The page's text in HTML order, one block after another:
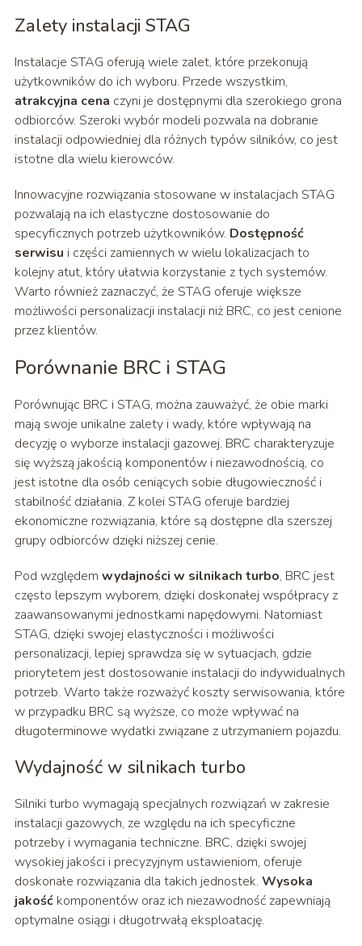
Zalety instalacji STAG
Instalacje STAG oferują wiele zalet, które przekonują
użytkowników do ich wyboru. Przede wszystkim,
atrakcyjna cena czyni je dostępnymi dla szerokiego grona
odbiorców. Szeroki wybór modeli pozwala na dobranie
instalacji odpowiedniej dla różnych typów silników, co jest
istotne dla wielu kierowców.
Innowacyjne rozwiązania stosowane w instalacjach STAG
pozwalają na ich elastyczne dostosowanie do
specyficznych potrzeb użytkowników. Dostępność
serwisu i części zamiennych w wielu lokalizacjach to
kolejny atut, który ułatwia korzystanie z tych systemów.
Warto również zaznaczyć, że STAG oferuje większe
możliwości personalizacji instalacji niż BRC, co jest cenione
przez klientów.
Porównanie BRC i STAG
Porównując BRC i STAG, można zauważyć, że obie marki
mają swoje unikalne zalety i wady, które wpływają na
decyzję o wyborze instalacji gazowej. BRC charakteryzuje
się wyższą jakością komponentów i niezawodnością, co
jest istotne dla osób ceniących sobie długowieczność i
stabilność działania. Z kolei STAG oferuje bardziej
ekonomiczne rozwiązania, które są dostępne dla szerszej
grupy odbiorców dzięki niższej cenie.
Pod względem wydajności w silnikach turbo, BRC jest
często lepszym wyborem, dzięki doskonałej współpracy z
zaawansowanymi jednostkami napędowymi. Natomiast
STAG, dzięki swojej elastyczności i możliwości
personalizacji, lepiej sprawdza się w sytuacjach, gdzie
priorytetem jest dostosowanie instalacji do indywidualnych
potrzeb. Warto także rozważyć koszty serwisowania, które
w przypadku BRC są wyższe, co może wpływać na
długoterminowe wydatki związane z utrzymaniem pojazdu.
Wydajność w silnikach turbo
Silniki turbo wymagają specjalnych rozwiązań w zakresie
instalacji gazowych, ze względu na ich specyficzne
potrzeby i wymagania techniczne. BRC, dzięki swojej
wysokiej jakości i precyzyjnym ustawieniom, oferuje
doskonałe rozwiązania dla takich jednostek. Wysoka
jakośćkomponentów oraz ich niezawodność zapewniają
optymalne osiągi i długotrwałą eksploatację.